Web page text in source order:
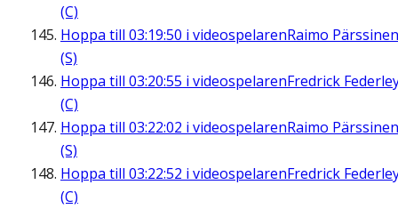
(C)
Hoppa till 03:19:50 i videospelarenRaimo Pärssinen
(S)
Hoppa till 03:20:55 i videospelarenFredrick
(C)
Hoppa till 03:22:02 i videospelarenRaimo Pärssinen
(S)
Hoppa till 03:22:52 i videospelarenFredrick
(C)